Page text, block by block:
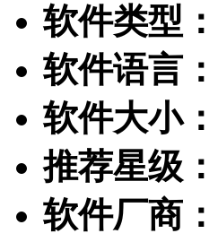
软件类型：
软件语言：
软件大小：
推荐星级：
软件厂商：